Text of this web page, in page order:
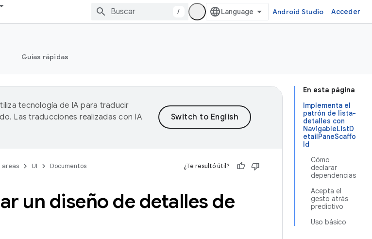
/ Android Studio Acceder
Guías rápidas
En esta página
Implementa el
patrón de lista-
detalles con
NavigableListD
etailPaneScaffo
ld
Cómo
declarar
dependencias
Acepta el
gesto atrás
predictivo
Uso básico
tecnología de IA para traducir
Las traducciones realizadas con IA
areas UI Documentos ¿Te resultó útil?
un diseño de detalles de